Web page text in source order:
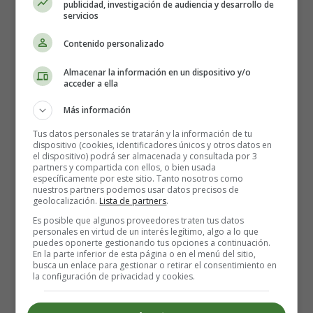
¿Cómo vestir al bebé en
otoño?
Con la llegada del otoño, tendrás que cambiar la ropa de
tu bebé. Con el cambiante clima otoñal, es difícil saber
qué ponerse.
No le pongas un jersey grueso por la mañana si vas a
dejarle en laescuela infantil- guardería, ya que por la
tarde puede hacer mucho más calor. En su lugar, ponle
una camisa de manga corta o larga y una pequeña
chaqueta encima, que sea más fácil de quitar.Dos capas
finas son mejores que una capa gruesa. Es posible que
quieras poner en su bolsa un pequeño gorro y un par de
calcetines un poco más abrigados para las horas más
frescas.
publicidad, investigación de audiencia y desarrollo de
servicios
Contenido personalizado
Almacenar la información en un dispositivo y/o
acceder a ella
Más información
Tus datos personales se tratarán y la información de tu
dispositivo (cookies, identificadores únicos y otros datos en
el dispositivo) podrá ser almacenada y consultada por 3
partners y compartida con ellos, o bien usada
específicamente por este sitio. Tanto nosotros como
nuestros partners podemos usar datos precisos de
geolocalización. Lista de partners.
Es posible que algunos proveedores traten tus datos
personales en virtud de un interés legítimo, algo a lo que
puedes oponerte gestionando tus opciones a continuación.
En la parte inferior de esta página o en el menú del sitio,
busca un enlace para gestionar o retirar el consentimiento en
la configuración de privacidad y cookies.